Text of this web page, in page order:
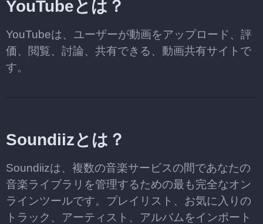
YouTubeとは？
YouTubeは、ユーザーが動画をアップロード、評
価、閲覧、討論、共有できる、動画共有サイトで
す。
Soundiizとは？
Soundiizは、複数の音楽サービスの間であなたの
音楽ライブラリを管理するための最も完全なオン
ラインツールです。プレイリスト、お気に入りの
トラック、アーティスト、アルバムをインポート